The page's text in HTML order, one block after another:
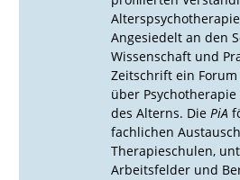
Angesiedelt an den
Wissenschaft und
Zeitschrift ein
über
des Alterns. Die PiA
fachlichen
Therapieschulen,
Arbeitsfelder und